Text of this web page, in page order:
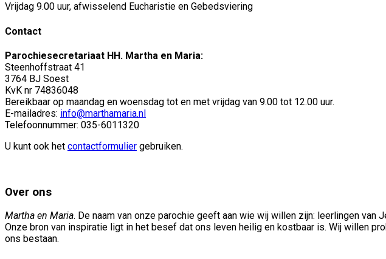
Vrijdag 9.00 uur, afwisselend Eucharistie en Gebedsviering
Contact
Parochiesecretariaat HH. Martha en Maria:
Steenhoffstraat 41
3764 BJ Soest
KvK nr 74836048
Bereikbaar op maandag en woensdag tot en met vrijdag van 9.00 tot 12.00 uur.
E-mailadres: info@marthamaria.nl
Telefoonnummer: 035-6011320
U kunt ook het contactformulier gebruiken.
Over ons
Martha en Maria. De naam van onze parochie geeft aan wie wij willen zijn: leerlingen van
Onze bron van inspiratie ligt in het besef dat ons leven heilig en kostbaar is. Wij willen
ons bestaan.